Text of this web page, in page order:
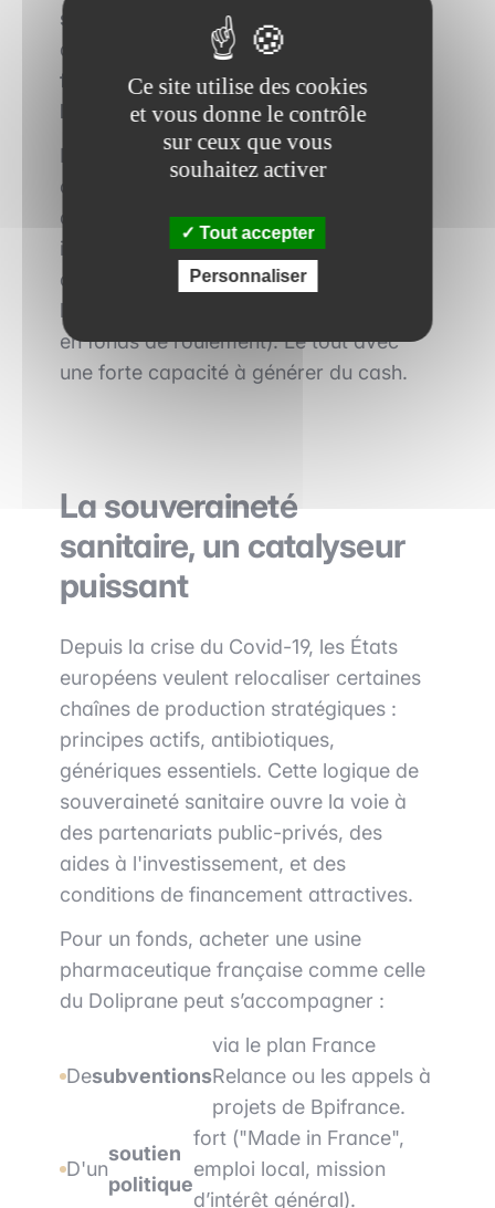
stabilité réglementaire
dégage une
marge solide
faiblement exposée à l'innovation ou à
la pression concurrentielle.
Les fonds d’investissement savent aussi
créer de la valeur via la transformation
opérationnelle : modernisation de l'outil
industriel, automatisation, réduction des
coûts fixes, externalisation de la
logistique, amélioration du BFR (besoin
en fonds de roulement). Le tout avec
une forte capacité à générer du cash.
La souveraineté
sanitaire, un catalyseur
puissant
Depuis la crise du Covid-19, les États
européens veulent relocaliser certaines
chaînes de production stratégiques :
principes actifs, antibiotiques,
génériques essentiels. Cette logique de
souveraineté sanitaire ouvre la voie à
des partenariats public-privés, des
aides à l'investissement, et des
conditions de financement attractives.
Pour un fonds, acheter une usine
pharmaceutique française comme celle
du Doliprane peut s’accompagner :
Desubventions
via le plan France
Relance ou les appels à
projets de Bpifrance.
D'un
soutien
politique
fort ("Made in France",
emploi local, mission
d’intérêt général).
Ce site utilise des cookies
et vous donne le contrôle
sur ceux que vous
souhaitez activer
Tout accepter
Personnaliser